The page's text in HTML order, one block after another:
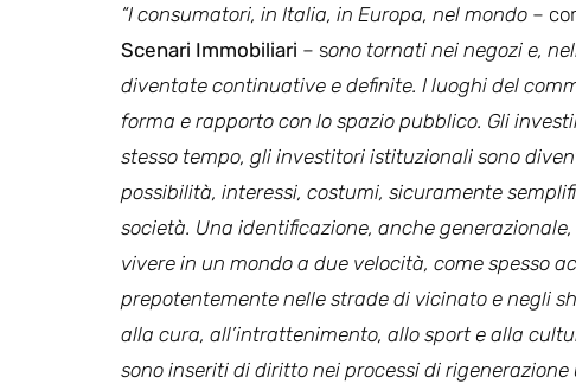
“I consumatori, in Italia, in Europa, nel mondo –
Scenari Immobiliari – sono tornati nei negozi e,
diventate continuative e definite. I luoghi del
forma e rapporto con lo spazio pubblico. Gli
stesso tempo, gli investitori istituzionali sono
possibilità, interessi, costumi, sicuramente
società. Una identificazione, anche
vivere in un mondo a due velocità, come spesso
prepotentemente nelle strade di vicinato e negli
alla cura, all’intrattenimento, allo sport e alla
sono inseriti di diritto nei processi di